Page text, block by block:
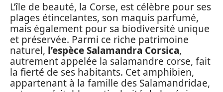
L’île de beauté, la Corse, est célèbre pour ses
plages étincelantes, son maquis parfumé,
mais également pour sa biodiversité unique
et préservée. Parmi ce riche patrimoine
naturel, l’espèce Salamandra Corsica,
autrement appelée la salamandre corse, fait
la fierté de ses habitants. Cet amphibien,
appartenant à la famille des Salamandridae,